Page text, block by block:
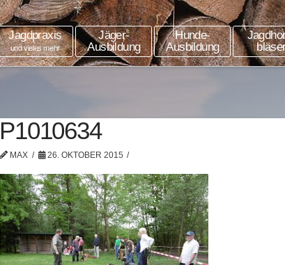
Jagdpraxis
und vieles mehr
Jäger-
Ausbildung
Hunde-
Ausbildung
P1010634
MAX 26. OKTOBER 2015